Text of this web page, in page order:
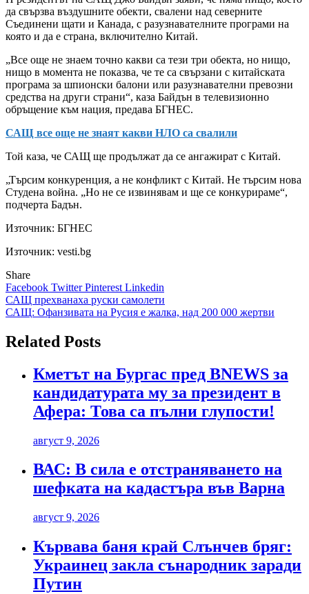
да свързва въздушните обекти, свалени над северните
Съединени щати и Канада, с разузнавателните програми на
която и да е страна, включително Китай.
„Все още не знаем точно какви са тези три обекта, но нищо,
нищо в момента не показва, че те са свързани с китайската
програма за шпионски балони или разузнавателни превозни
средства на други страни“, каза Байдън в телевизионно
обръщение към нация, предава БГНЕС.
САЩ все още не знаят какви НЛО са свалили
Той каза, че САЩ ще продължат да се ангажират с Китай.
„Търсим конкуренция, а не конфликт с Китай. Не търсим нова
Студена война. „Но не се извинявам и ще се конкурираме“,
подчерта Бадън.
Източник: БГНЕС
Източник: vesti.bg
Share
Facebook TwitterPinterest Linkedin
Навигация
САЩ прехванаха руски самолети
САЩ: Офанзивата на Русия е жалка, над 200 000 жертви
Related Posts
Кметът на Бургас пред BNEWS за
кандидатурата му за президент в
Афера: Това са пълни глупости!
август 9, 2026
ВАС: В сила е отстраняването на
шефката на кадастъра във Варна
август 9, 2026
Кървава баня край Слънчев бряг:
Украинец закла сънародник заради
Путин